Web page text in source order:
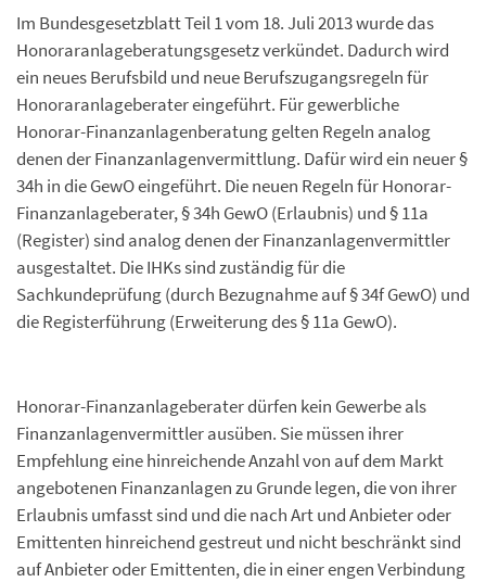
Im Bundesgesetzblatt Teil 1 vom 18. Juli 2013 wurde das
Honoraranlageberatungsgesetz verkündet. Dadurch wird
ein neues Berufsbild und neue Berufszugangsregeln für
Honoraranlageberater eingeführt. Für gewerbliche
Honorar-Finanzanlagenberatung gelten Regeln analog
denen der Finanzanlagenvermittlung. Dafür wird ein neuer §
34h in die GewO eingeführt. Die neuen Regeln für Honorar-
Finanzanlageberater, § 34h GewO (Erlaubnis) und § 11a
(Register) sind analog denen der Finanzanlagenvermittler
ausgestaltet. Die IHKs sind zuständig für die
Sachkundeprüfung (durch Bezugnahme auf § 34f GewO) und
die Registerführung (Erweiterung des § 11a GewO).
Honorar-Finanzanlageberater dürfen kein Gewerbe als
Finanzanlagenvermittler ausüben. Sie müssen ihrer
Empfehlung eine hinreichende Anzahl von auf dem Markt
angebotenen Finanzanlagen zu Grunde legen, die von ihrer
Erlaubnis umfasst sind und die nach Art und Anbieter oder
Emittenten hinreichend gestreut und nicht beschränkt sind
auf Anbieter oder Emittenten, die in einer engen Verbindung